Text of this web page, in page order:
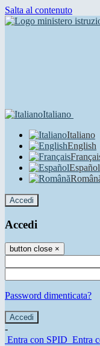
Salta al contenuto
Italiano
Italiano
English
Español
Accedi
Accedi
button close ×
Password dimenticata?
-
Entra con SPID Entra